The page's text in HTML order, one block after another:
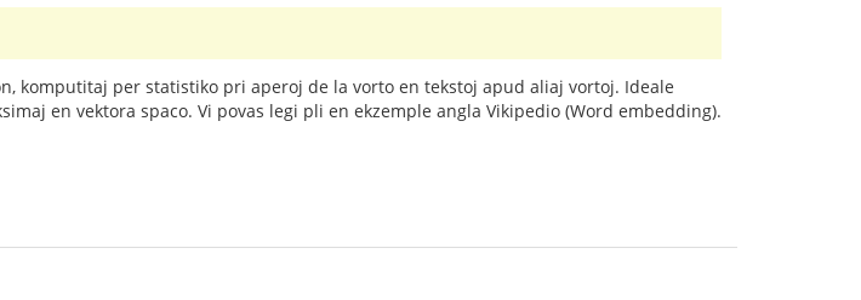
komputitaj per statistiko pri aperoj de la vorto en tekstoj apud aliaj vortoj. Ideale
en vektora spaco. Vi povas legi pli en ekzemple angla Vikipedio (Word embedding).